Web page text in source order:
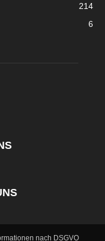
214
6
nach DSGVO